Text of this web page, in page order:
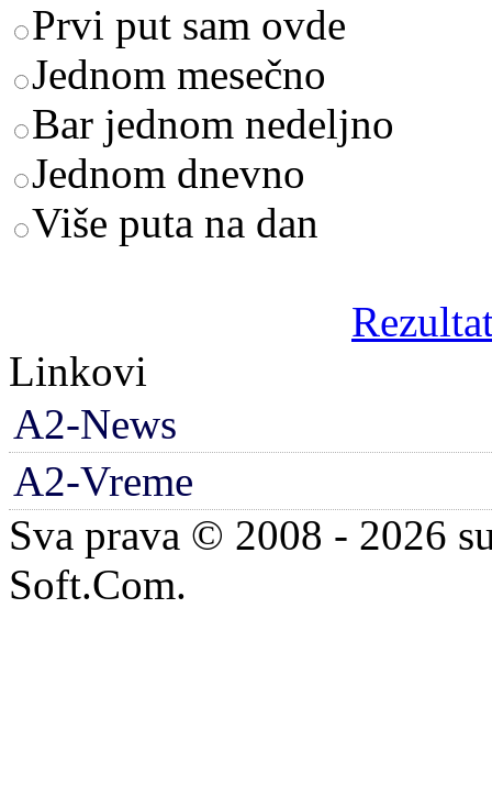
Prvi put sam ovde
Jednom mesečno
Bar jednom nedeljno
Jednom dnevno
Više puta na dan
Linkovi
A2-News
A2-Vreme
Sva prava © 2008 - 2026
Soft.Com.